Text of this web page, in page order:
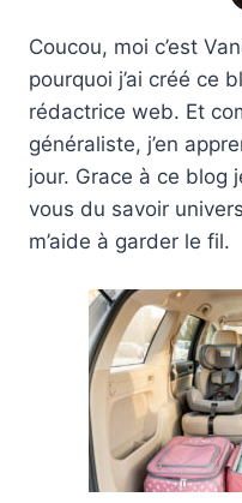
Coucou, moi c’est
pourquoi j’ai créé ce
rédactrice web. Et
généraliste, j’en
jour. Grace à ce blog
vous du savoir
m’aide à garder le fil.